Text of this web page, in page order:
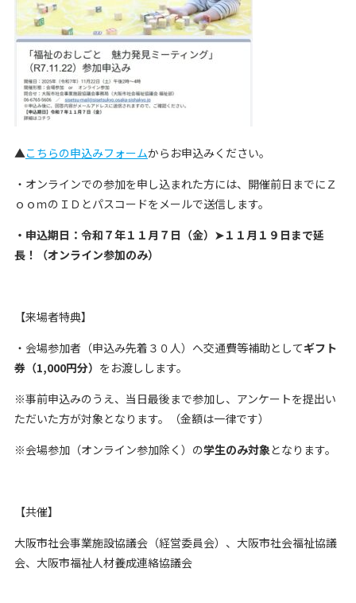
▲こちらの申込みフォームからお申込みください。
・オンラインでの参加を申し込まれた方には、開催前日までにＺ
ｏｏｍのＩＤとパスコードをメールで送信します。
・申込期日：令和７年１１月７日（金）➤１１月１９日まで延
長！（オンライン参加のみ）
【来場者特典】
・会場参加者（申込み先着３０人）へ交通費等補助としてギフト
券（1,000円分） をお渡しします。
※事前申込みのうえ、当日最後まで参加し、アンケートを提出い
ただいた方が対象となります。（金額は一律です）
※会場参加（オンライン参加除く）の学生のみ対象となります。
【共催】
大阪市社会事業施設協議会（経営委員会）、大阪市社会福祉協議
会、大阪市福祉人材養成連絡協議会